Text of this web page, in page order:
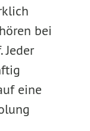
bei
eine